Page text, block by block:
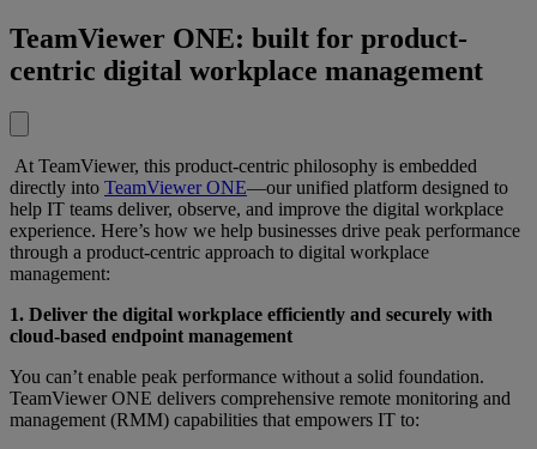
TeamViewer ONE: built for product-
centric digital workplace management
At TeamViewer, this product-centric philosophy is embedded
directly into TeamViewer ONE—our unified platform designed to
help IT teams deliver, observe, and improve the digital workplace
experience. Here’s how we help businesses drive peak performance
through a product-centric approach to digital workplace
management:
1. Deliver the digital workplace efficiently and securely with
cloud-based endpoint management
You can’t enable peak performance without a solid foundation.
TeamViewer ONE delivers comprehensive remote monitoring and
management (RMM) capabilities that empowers IT to: